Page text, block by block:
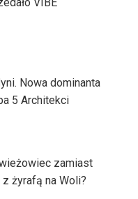
Nowa dominanta
5 Architekci
zamiast
żyrafą na Woli?